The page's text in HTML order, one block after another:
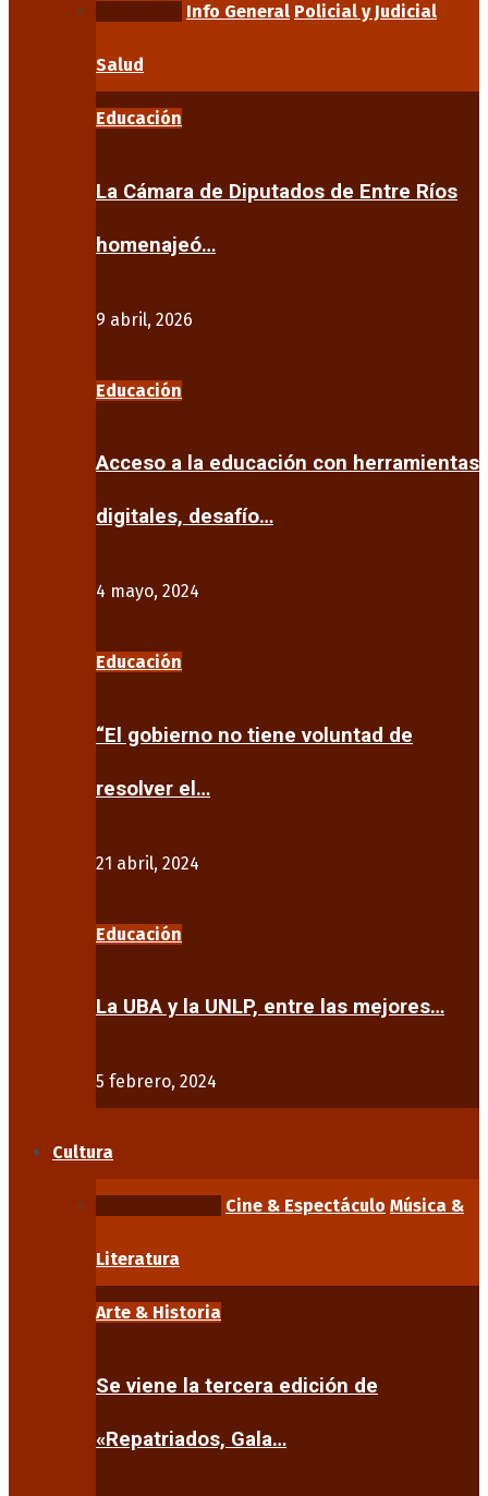
Info General Policial y Judicial
Salud
Educación
La Cámara de Diputados de Entre Ríos
homenajeó…
9 abril, 2026
Educación
Acceso a la educación con herramientas
digitales, desafío…
4 mayo, 2024
Educación
“El gobierno no tiene voluntad de
resolver el…
21 abril, 2024
Educación
La UBA y la UNLP, entre las mejores…
5 febrero, 2024
Cultura
Cine & Espectáculo Música &
Literatura
Arte & Historia
Se viene la tercera edición de
«Repatriados, Gala…